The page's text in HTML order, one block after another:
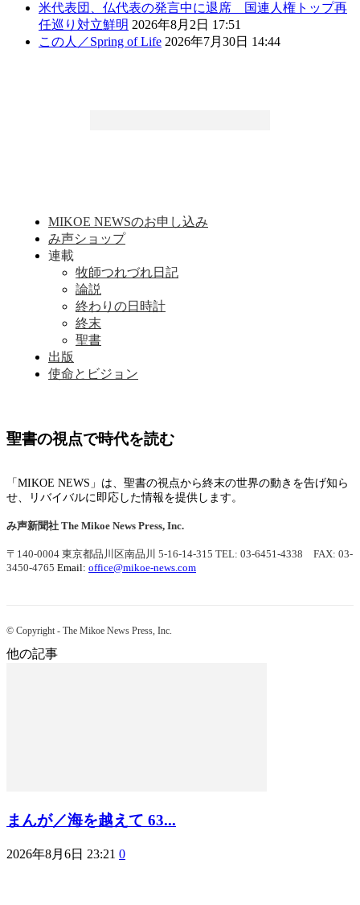
米代表団、仏代表の発言中に退席 国連人権トップ再
任巡り対立鮮明 2026年8月2日 17:51
この人／Spring of Life 2026年7月30日 14:44
MIKOE NEWSのお申し込み
み声ショップ
連載
牧師つれづれ日記
論説
終わりの日時計
終末
聖書
出版
使命とビジョン
聖書の視点で時代を読む
「MIKOE NEWS」は、聖書の視点から終末の世界の動きを告げ知ら
せ、リバイバルに即応した情報を提供します。
み声新聞社 The Mikoe News Press, Inc.
〒140-0004 東京都品川区南品川 5-16-14-315 TEL: 03-6451-4338 FAX: 03-
3450-4765 Email: office@mikoe-news.com
© Copyright - The Mikoe News Press, Inc.
他の記事
まんが／海を越えて 63...
2026年8月6日 23:21 0